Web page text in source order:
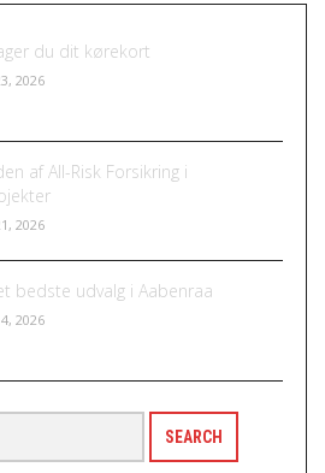
du dit kørekort
2026
af All-Risk Forsikring i
2026
bedste udvalg i Aabenraa
2026